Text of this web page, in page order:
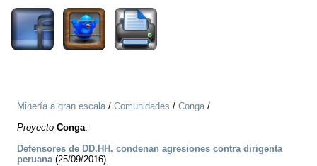
Minería a gran escala/ Comunidades / Conga/
Proyecto Conga:
Defensores de DD.HH. condenan agresiones contra dirigenta
peruana(25/09/2016)